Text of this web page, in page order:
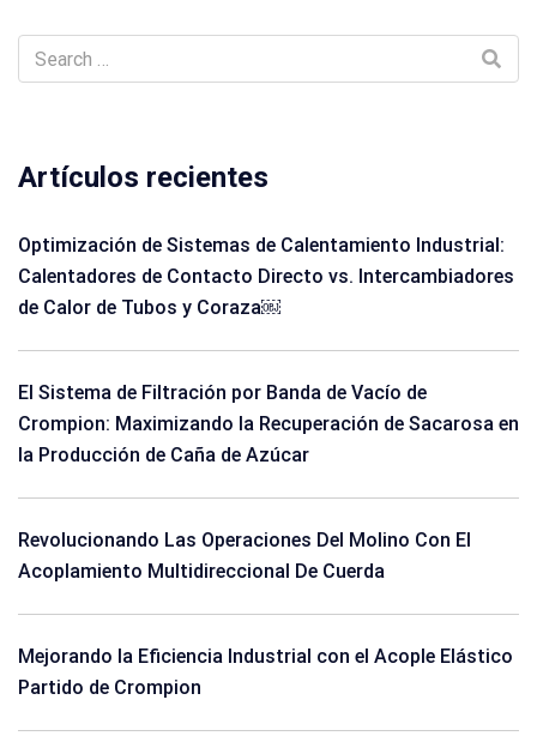
Artículos recientes
Optimización de Sistemas de Calentamiento Industrial:
Calentadores de Contacto Directo vs. Intercambiadores
de Calor de Tubos y Coraza￼
El Sistema de Filtración por Banda de Vacío de
Crompion: Maximizando la Recuperación de Sacarosa en
la Producción de Caña de Azúcar
Revolucionando Las Operaciones Del Molino Con El
Acoplamiento Multidireccional De Cuerda
Mejorando la Eficiencia Industrial con el Acople Elástico
Partido de Crompion